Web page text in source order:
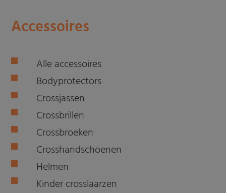
Accessoires
Alle accessoires
Bodyprotectors
Crossjassen
Crossbrillen
Crossbroeken
Crosshandschoenen
Helmen
Kinder crosslaarzen